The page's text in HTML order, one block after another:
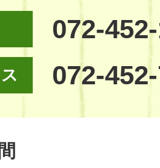
072-
072-